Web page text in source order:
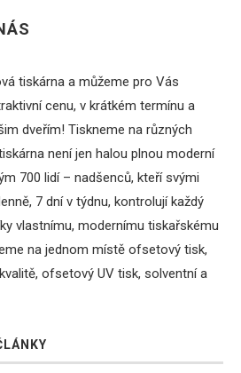
tiskárna a můžeme pro Vás
cenu, v krátkém termínu a
dveřím! Tiskneme na různých
není jen halou plnou moderní
700 lidí – nadšenců, kteří svými
7 dní v týdnu, kontrolují každý
vlastnímu, modernímu tiskařskému
na jednom místě ofsetový tisk,
ofsetový UV tisk, solventní a